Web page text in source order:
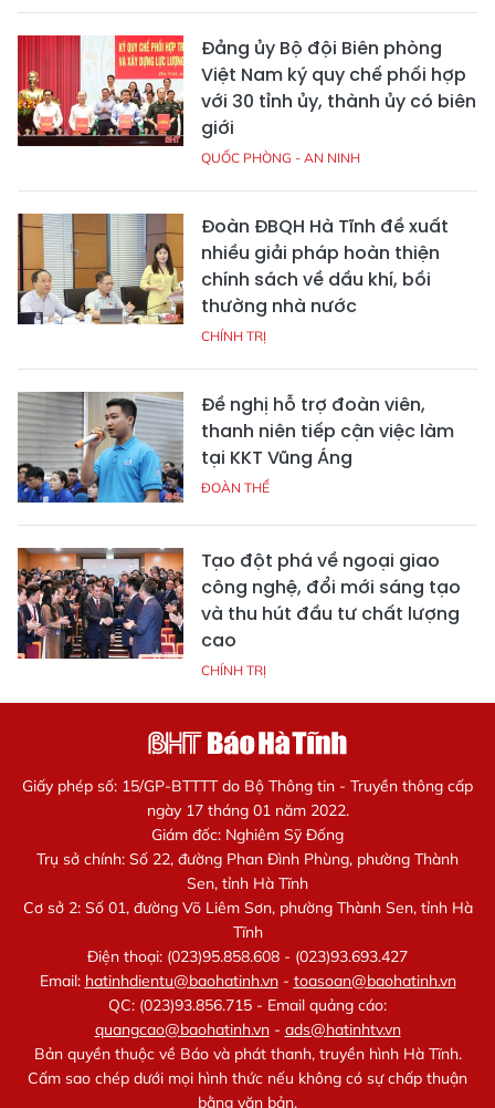
Đảng ủy Bộ đội Biên phòng
Việt Nam ký quy chế phối hợp
với 30 tỉnh ủy, thành ủy có biên
giới
QUỐC PHÒNG - AN NINH
Đoàn ĐBQH Hà Tĩnh đề xuất
nhiều giải pháp hoàn thiện
chính sách về dầu khí, bồi
thường nhà nước
CHÍNH TRỊ
Đề nghị hỗ trợ đoàn viên,
thanh niên tiếp cận việc làm
tại KKT Vũng Áng
ĐOÀN THỂ
Tạo đột phá về ngoại giao
công nghệ, đổi mới sáng tạo
và thu hút đầu tư chất lượng
cao
CHÍNH TRỊ
Giấy phép số: 15/GP-BTTTT do Bộ Thông tin - Truyền thông cấp
ngày 17 tháng 01 năm 2022.
Giám đốc: Nghiêm Sỹ Đống
Trụ sở chính: Số 22, đường Phan Đình Phùng, phường Thành
Sen, tỉnh Hà Tĩnh
Cơ sở 2: Số 01, đường Võ Liêm Sơn, phường Thành Sen, tỉnh Hà
Tĩnh
Điện thoại: (023)95.858.608 - (023)93.693.427
Email: hatinhdientu@baohatinh.vn- toasoan@baohatinh.vn
QC: (023)93.856.715 - Email quảng cáo:
quangcao@baohatinh.vn- ads@hatinhtv.vn
Bản quyền thuộc về Báo và phát thanh, truyền hình Hà Tĩnh.
Cấm sao chép dưới mọi hình thức nếu không có sự chấp thuận
bằng văn bản.